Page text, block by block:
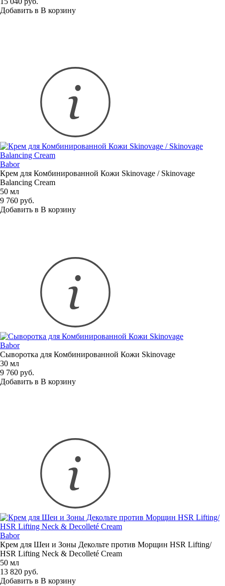
Добавить в В корзину
Babor
Крем для Комбинированной Кожи Skinovage / Skinovage
Balancing Cream
50 мл
9 760 руб.
Добавить в В корзину
Babor
Сыворотка для Комбинированной Кожи Skinovage
30 мл
9 760 руб.
Добавить в В корзину
Babor
Крем для Шеи и Зоны Декольте против Морщин HSR Lifting/
HSR Lifting Neck & Decolleté Cream
50 мл
13 820 руб.
Добавить в В корзину